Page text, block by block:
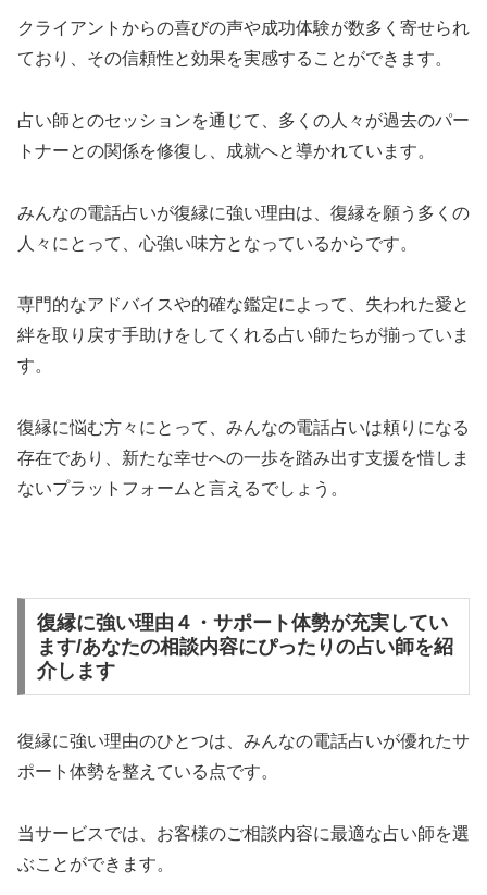
クライアントからの喜びの声や成功体験が数多く寄せられ
ており、その信頼性と効果を実感することができます。
占い師とのセッションを通じて、多くの人々が過去のパー
トナーとの関係を修復し、成就へと導かれています。
みんなの電話占いが復縁に強い理由は、復縁を願う多くの
人々にとって、心強い味方となっているからです。
専門的なアドバイスや的確な鑑定によって、失われた愛と
絆を取り戻す手助けをしてくれる占い師たちが揃っていま
す。
復縁に悩む方々にとって、みんなの電話占いは頼りになる
存在であり、新たな幸せへの一歩を踏み出す支援を惜しま
ないプラットフォームと言えるでしょう。
復縁に強い理由４・サポート体勢が充実してい
ます/あなたの相談内容にぴったりの占い師を紹
介します
復縁に強い理由のひとつは、みんなの電話占いが優れたサ
ポート体勢を整えている点です。
当サービスでは、お客様のご相談内容に最適な占い師を選
ぶことができます。